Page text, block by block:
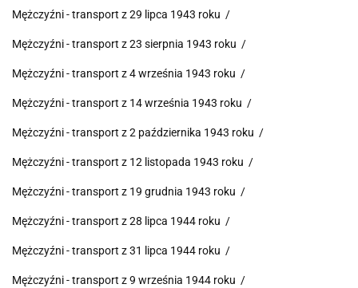
Mężczyźni - transport z 29 lipca 1943 roku /
Mężczyźni - transport z 23 sierpnia 1943 roku /
Mężczyźni - transport z 4 września 1943 roku /
Mężczyźni - transport z 14 września 1943 roku /
Mężczyźni - transport z 2 października 1943 roku /
Mężczyźni - transport z 12 listopada 1943 roku /
Mężczyźni - transport z 19 grudnia 1943 roku /
Mężczyźni - transport z 28 lipca 1944 roku /
Mężczyźni - transport z 31 lipca 1944 roku /
Mężczyźni - transport z 9 września 1944 roku /